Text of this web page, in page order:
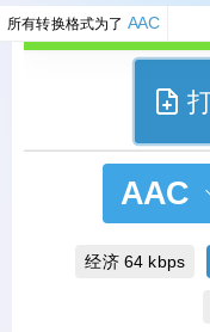
所有转换格式为了 AAC
AAC
经济 64 kbps